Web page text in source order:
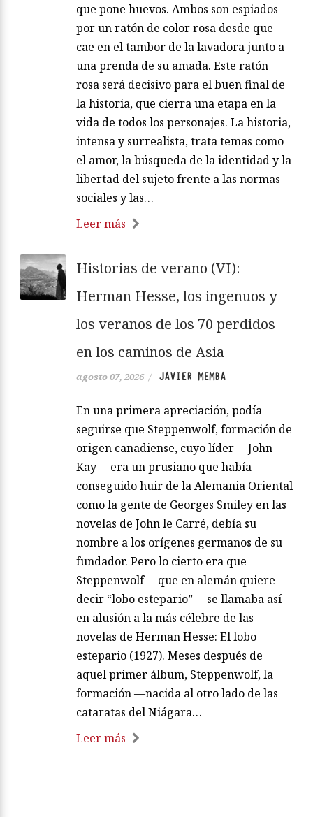
que pone huevos. Ambos son espiados
por un ratón de color rosa desde que
cae en el tambor de la lavadora junto a
una prenda de su amada. Este ratón
rosa será decisivo para el buen final de
la historia, que cierra una etapa en la
vida de todos los personajes. La historia,
intensa y surrealista, trata temas como
el amor, la búsqueda de la identidad y la
libertad del sujeto frente a las normas
sociales y las…
Leer más
Historias de verano (VI):
Herman Hesse, los ingenuos y
los veranos de los 70 perdidos
en los caminos de Asia
agosto 07, 2026 / JAVIER MEMBA
En una primera apreciación, podía
seguirse que Steppenwolf, formación de
origen canadiense, cuyo líder —John
Kay— era un prusiano que había
conseguido huir de la Alemania Oriental
como la gente de Georges Smiley en las
novelas de John le Carré, debía su
nombre a los orígenes germanos de su
fundador. Pero lo cierto era que
Steppenwolf —que en alemán quiere
decir “lobo estepario”— se llamaba así
en alusión a la más célebre de las
novelas de Herman Hesse: El lobo
estepario (1927). Meses después de
aquel primer álbum, Steppenwolf, la
formación —nacida al otro lado de las
cataratas del Niágara…
Leer más